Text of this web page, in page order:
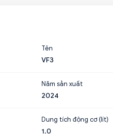
Tên
VF3
Năm sản xuất
2024
Dung tích động cơ (lít)
1.0